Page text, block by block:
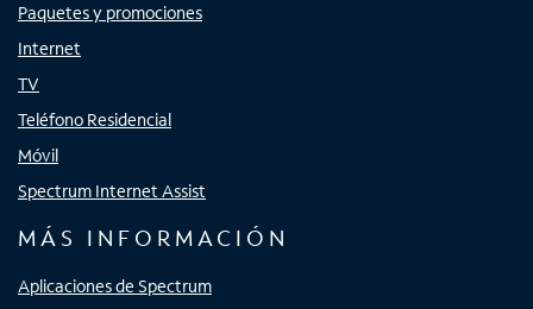
Paquetes y promociones
Internet
TV
Teléfono Residencial
Móvil
Spectrum Internet Assist
MÁS INFORMACIÓN
Aplicaciones de Spectrum